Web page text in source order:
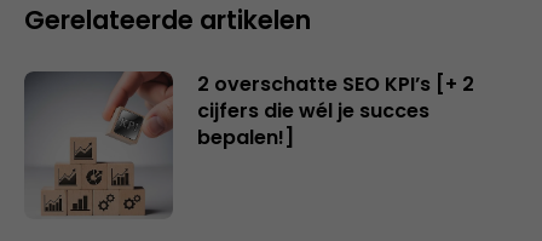
Gerelateerde artikelen
2 overschatte SEO KPI’s [+ 2
cijfers die wél je succes
bepalen!]